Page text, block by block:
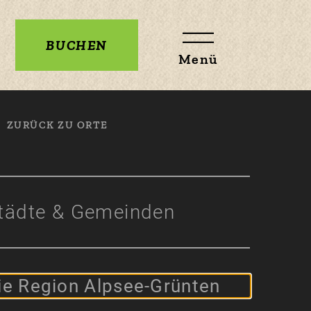
BUCHEN
Menü
ZURÜCK ZU ORTE
& Gemeinden
Region Alpsee-Grünten